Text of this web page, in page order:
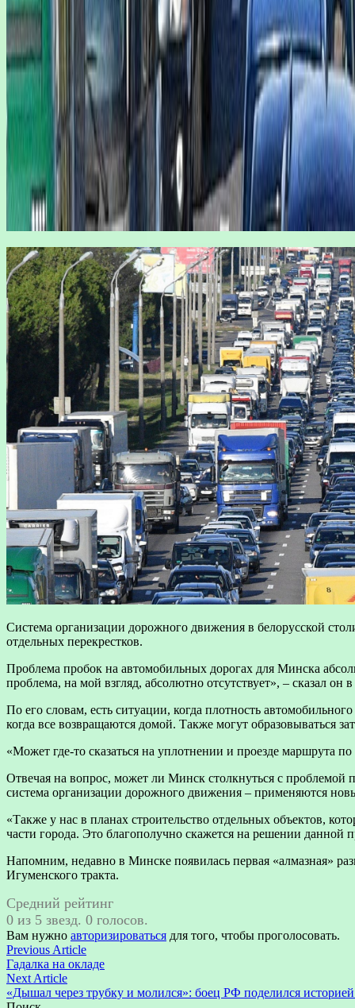
Система организации дорожного движения в белорусской
отдельных перекрестков.
Проблема пробок на автомобильных дорогах для Минска
проблема, на мой взгляд, абсолютно отсутствует», – сказал он
По его словам, есть ситуации, когда плотность
когда все возвращаются домой. Также могут образовываться
«Может где-то сказаться на уплотнении и проезде маршрута
Отвечая на вопрос, может ли Минск столкнуться с проблемой
система организации дорожного движения – применяются
«Также у нас в планах строительство отдельных объектов,
части города. Это благополучно скажется на решении
Напомним, недавно в Минске появилась первая «алмазная»
Игуменского тракта.
Средний рейтинг
0 из 5 звезд. 0 голосов.
Вам нужно авторизироваться для того, чтобы проголосовать.
Навигация
по
записям
Previous ArticlePrevious
article:
Гадалка на окладе
Next ArticleNext
article:
«Дышал через трубку и молился»: боец РФ поделился